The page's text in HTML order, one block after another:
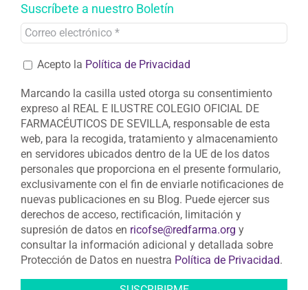
Suscríbete a nuestro Boletín
Acepto la Política de Privacidad
Marcando la casilla usted otorga su consentimiento
expreso al REAL E ILUSTRE COLEGIO OFICIAL DE
FARMACÉUTICOS DE SEVILLA, responsable de esta
web, para la recogida, tratamiento y almacenamiento
en servidores ubicados dentro de la UE de los datos
personales que proporciona en el presente formulario,
exclusivamente con el fin de enviarle notificaciones de
nuevas publicaciones en su Blog. Puede ejercer sus
derechos de acceso, rectificación, limitación y
supresión de datos en ricofse@redfarma.org y
consultar la información adicional y detallada sobre
Protección de Datos en nuestra Política de Privacidad.